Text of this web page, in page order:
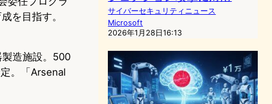
を目指す。
造施設。500
。「Arsenal
サイバーセキュリティニュース
Microsoft
2026年1月28日16:13